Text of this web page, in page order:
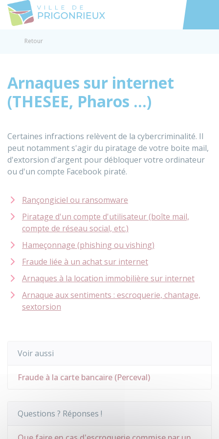
Accéder
Retour
Arnaques sur internet
(THESEE, Pharos ...)
Certaines infractions relèvent de la cybercriminalité. Il
peut notamment s'agir du piratage de votre boite mail,
d'extorsion d'argent pour débloquer votre ordinateur
ou d'un compte Facebook piraté.
Rançongiciel ou ransomware
Piratage d'un compte d'utilisateur (boîte mail,
compte de réseau social, etc.)
Hameçonnage (phishing ou vishing)
Fraude liée à un achat sur internet
Arnaques à la location immobilière sur internet
Arnaque aux sentiments : escroquerie, chantage,
sextorsion
Voir aussi
Fraude à la carte bancaire (Perceval)
Questions ? Réponses !